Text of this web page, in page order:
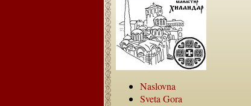
Naslovna
Sveta Gora